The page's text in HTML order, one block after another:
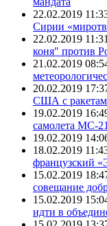
22.02.2019
Сирии
22.02.2019 11:31
коня" против
21.02.2019
20.02.2019
США с
19.02.2019
самолета МС-
19.02.2019
18.02.2019
французский
15.02.2019
совещание
15.02.2019
идти в